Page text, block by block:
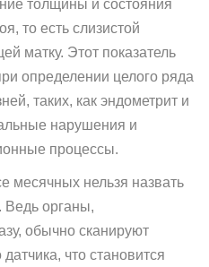
толщины и состояния
то есть слизистой
матку. Этот показатель
определении целого ряда
таких, как эндометрит и
нарушения и
процессы.
месячных нельзя назвать
органы,
обычно сканируют
что становится